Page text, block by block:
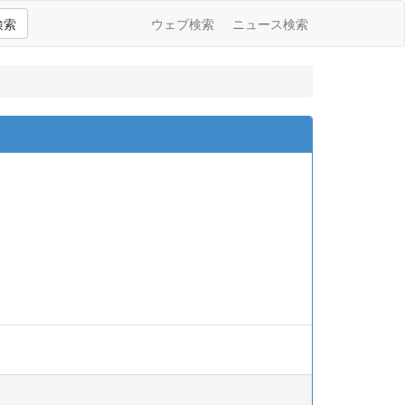
索 ウェブ検索 ニュース検索